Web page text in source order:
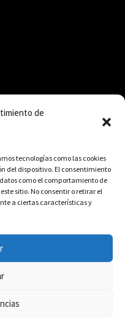
de
tecnologías como las cookies
del dispositivo. El consentimiento
como el comportamiento de
sitio. No consentir o retirar el
a ciertas características y